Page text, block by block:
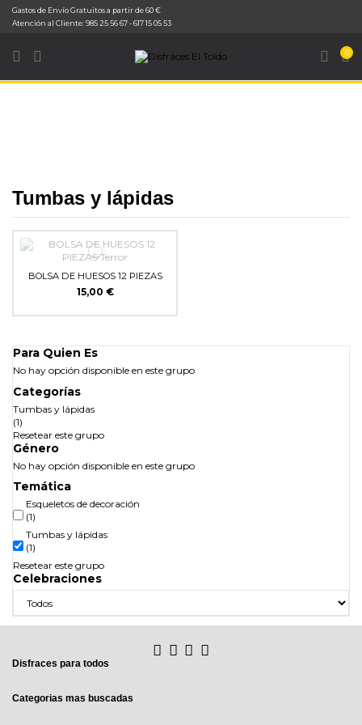
Gastos de Envío Gratuitos a partir de 60 €
Atención al Cliente: 985 25 56 67 - 617 15 05 53
0
Inicio Decoración Decoración de Halloween
Tumbas y lápidas
BOLSA DE HUESOS 12 PIEZAS
15,00 €
Para Quien Es
No hay opción disponible en este grupo
Categorías
Tumbas y lápidas
(1)
Resetear este grupo
Género
No hay opción disponible en este grupo
Temática
Esqueletos de decoración
(1)
Tumbas y lápidas
(1)
Resetear este grupo
Celebraciones
Disfraces para todos
Categorias mas buscadas